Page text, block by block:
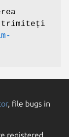
trimiteți
, file bugs in
registered